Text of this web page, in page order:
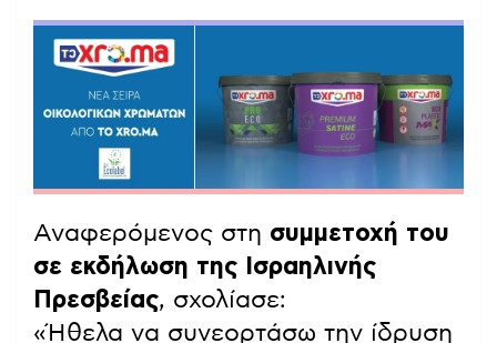
Αναφερόμενος στη συμμετοχή του
σε εκδήλωση της Ισραηλινής
Πρεσβείας, σχολίασε:
«Ήθελα να συνεορτάσω την ίδρυση